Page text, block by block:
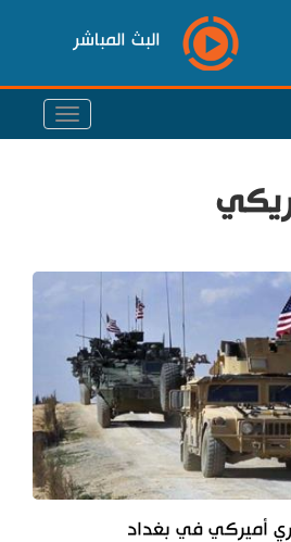
البث المباشر
أميركي في بغداد